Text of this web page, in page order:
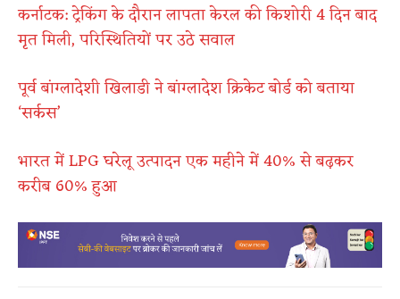
कर्नाटक: ट्रेकिंग के दौरान लापता केरल की किशोरी 4 दिन बाद
मृत मिली, परिस्थितियों पर उठे सवाल
पूर्व बांग्लादेशी खिलाडी ने बांग्लादेश क्रिकेट बोर्ड को बताया
‘सर्कस’
भारत में LPG घरेलू उत्पादन एक महीने में 40% से बढ़कर
करीब 60% हुआ